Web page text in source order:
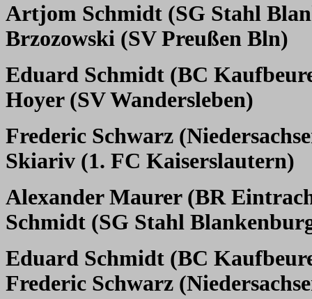
Artjom Schmidt (SG Stahl
Brzozowski (SV Preußen Bln)
Eduard Schmidt (BC
Hoyer (SV Wandersleben)
Frederic Schwarz
Skiariv (1. FC Kaiserslautern)
Alexander Maurer (BR
Schmidt (SG Stahl
Eduard Schmidt (BC
Frederic Schwarz